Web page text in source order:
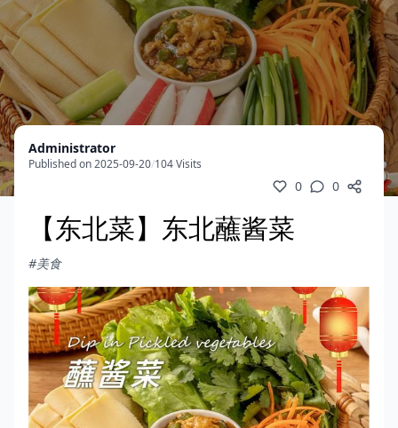
Administrator
Published on 2025-09-20/104 Visits
0 0
【东北菜】东北蘸酱菜
#美食